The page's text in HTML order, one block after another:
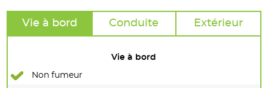
Vie à bord Conduite Extérieur
Vie à bord
Non fumeur